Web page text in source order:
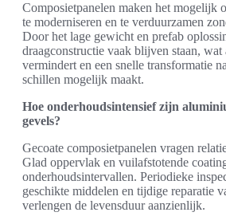
Composietpanelen maken het mogelijk
te moderniseren en te verduurzamen
Door het lage gewicht en prefab
draagconstructie vaak blijven staan,
vermindert en een snelle transformatie
schillen mogelijk maakt.
Hoe onderhoudsintensief zijn
gevels?
Gecoate composietpanelen vragen
Glad oppervlak en vuilafstotende
onderhoudsintervallen. Periodieke
geschikte middelen en tijdige reparatie
verlengen de levensduur aanzienlijk.